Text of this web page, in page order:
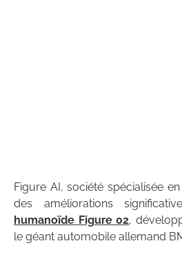
Figure AI, société spécialisée
des améliorations
humanoïde Figure 02,
le géant automobile allemand